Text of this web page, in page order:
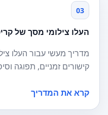
03
העלו צילומי מסך של
מדריך מעשי עבור העלו
קישורים זמניים, תפוגה
קרא את המדריך